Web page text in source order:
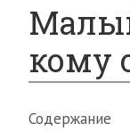
кому
Содержание